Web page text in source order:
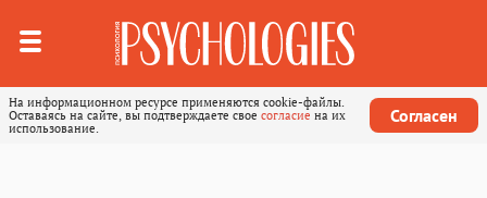
На информационном ресурсе применяются cookie-файлы.
Оставаясь на сайте, вы подтверждаете свое согласие на их
использование.
Согласен